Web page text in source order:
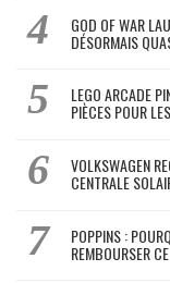
GOD OF WAR
DÉSORMAIS
LEGO ARCADE
PIÈCES POUR
VOLKSWAGEN
CENTRALE
POPPINS :
REMBOURSER